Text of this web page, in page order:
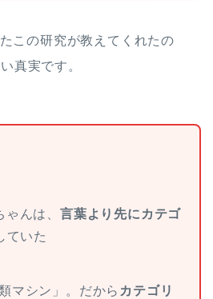
この研究が教えてくれたの
真実です。
ゃんは、言葉より先にカテゴ
ていた
マシン」。だから カテゴリ